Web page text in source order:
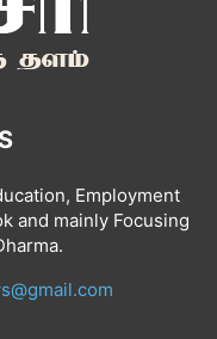
Employment
and mainly Focusing